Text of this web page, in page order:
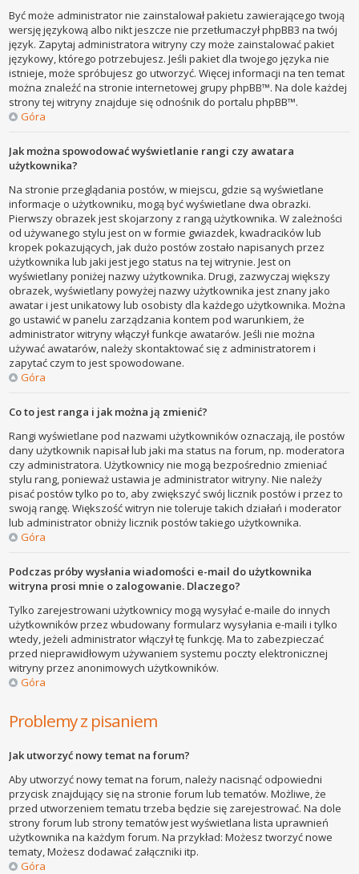
Być może administrator nie zainstalował pakietu zawierającego twoją
wersję językową albo nikt jeszcze nie przetłumaczył phpBB3 na twój
język. Zapytaj administratora witryny czy może zainstalować pakiet
językowy, którego potrzebujesz. Jeśli pakiet dla twojego języka nie
istnieje, może spróbujesz go utworzyć. Więcej informacji na ten temat
można znaleźć na stronie internetowej grupy phpBB™. Na dole każdej
strony tej witryny znajduje się odnośnik do portalu phpBB™.
Góra
Jak można spowodować wyświetlanie rangi czy awatara
użytkownika?
Na stronie przeglądania postów, w miejscu, gdzie są wyświetlane
informacje o użytkowniku, mogą być wyświetlane dwa obrazki.
Pierwszy obrazek jest skojarzony z rangą użytkownika. W zależności
od używanego stylu jest on w formie gwiazdek, kwadracików lub
kropek pokazujących, jak dużo postów zostało napisanych przez
użytkownika lub jaki jest jego status na tej witrynie. Jest on
wyświetlany poniżej nazwy użytkownika. Drugi, zazwyczaj większy
obrazek, wyświetlany powyżej nazwy użytkownika jest znany jako
awatar i jest unikatowy lub osobisty dla każdego użytkownika. Można
go ustawić w panelu zarządzania kontem pod warunkiem, że
administrator witryny włączył funkcje awatarów. Jeśli nie można
używać awatarów, należy skontaktować się z administratorem i
zapytać czym to jest spowodowane.
Góra
Co to jest ranga i jak można ją zmienić?
Rangi wyświetlane pod nazwami użytkowników oznaczają, ile postów
dany użytkownik napisał lub jaki ma status na forum, np. moderatora
czy administratora. Użytkownicy nie mogą bezpośrednio zmieniać
stylu rang, ponieważ ustawia je administrator witryny. Nie należy
pisać postów tylko po to, aby zwiększyć swój licznik postów i przez to
swoją rangę. Większość witryn nie toleruje takich działań i moderator
lub administrator obniży licznik postów takiego użytkownika.
Góra
Podczas próby wysłania wiadomości e-mail do użytkownika
witryna prosi mnie o zalogowanie. Dlaczego?
Tylko zarejestrowani użytkownicy mogą wysyłać e-maile do innych
użytkowników przez wbudowany formularz wysyłania e-maili i tylko
wtedy, jeżeli administrator włączył tę funkcję. Ma to zabezpieczać
przed nieprawidłowym używaniem systemu poczty elektronicznej
witryny przez anonimowych użytkowników.
Góra
Problemy z pisaniem
Jak utworzyć nowy temat na forum?
Aby utworzyć nowy temat na forum, należy nacisnąć odpowiedni
przycisk znajdujący się na stronie forum lub tematów. Możliwe, że
przed utworzeniem tematu trzeba będzie się zarejestrować. Na dole
strony forum lub strony tematów jest wyświetlana lista uprawnień
użytkownika na każdym forum. Na przykład: Możesz tworzyć nowe
tematy, Możesz dodawać załączniki itp.
Góra